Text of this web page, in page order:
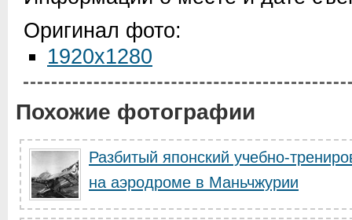
Оригинал фото:
1920x1280
Похожие фотографии
Разбитый японский учебно-
на аэродроме в Маньчжурии